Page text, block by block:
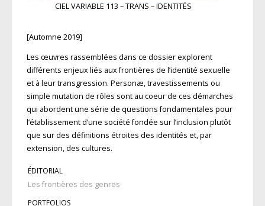
CIEL VARIABLE 113 – TRANS – IDENTITÉS
[Automne 2019]
Les œuvres rassemblées dans ce dossier explorent
différents enjeux liés aux frontières de l’identité sexuelle
et à leur transgression. Personæ, travestissements ou
simple mutation de rôles sont au coeur de ces démarches
qui abordent une série de questions fondamentales pour
l’établissement d’une société fondée sur l’inclusion plutôt
que sur des définitions étroites des identités et, par
extension, des cultures.
ÉDITORIAL
Les frontières des genres
PORTFOLIOS